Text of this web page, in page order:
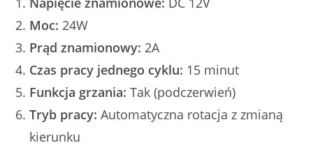
Moc: 24W
Prąd znamionowy: 2A
Czas pracy jednego cyklu: 15 minut
Funkcja grzania: Tak (podczerwień)
Tryb pracy: Automatyczna rotacja z zmianą
kierunku